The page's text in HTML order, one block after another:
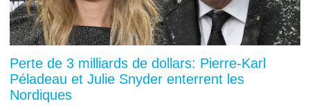
Perte de 3 milliards de dollars: Pierre-Karl
Péladeau et Julie Snyder enterrent les
Nordiques